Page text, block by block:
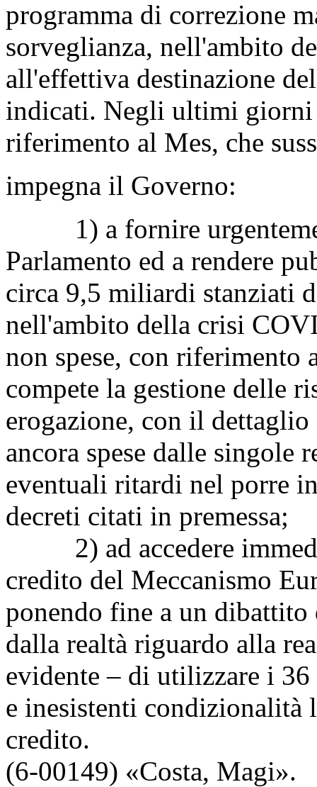
programma di correzione
sorveglianza, nell'ambito
all'effettiva destinazione
indicati. Negli ultimi giorni
riferimento al Mes, che
impegna il Governo:
1) a fornire
Parlamento ed a rendere
circa 9,5 miliardi stanziati
nell'ambito della crisi
non spese, con riferimento
compete la gestione delle
erogazione, con il
ancora spese dalle
eventuali ritardi nel porre
decreti citati in premessa;
2) ad accedere
credito del Meccanismo
ponendo fine a un
dalla realtà riguardo alla
evidente – di utilizzare i
e inesistenti condizionalità
credito.
(6-00149) «Costa, Magi».